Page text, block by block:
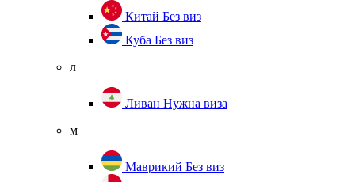
Китай Без виз
Куба Без виз
л
Ливан Нужна виза
м
Маврикий Без виз